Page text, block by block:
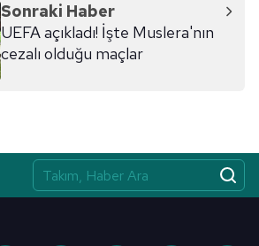
Sonraki Haber
UEFA açıkladı! İşte Muslera'nın
cezalı olduğu maçlar